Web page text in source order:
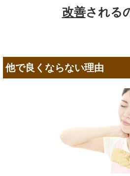
改善される
他で良くならない理由